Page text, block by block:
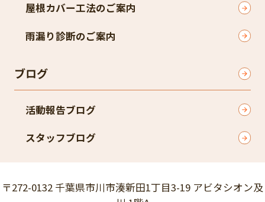
屋根カバー工法のご案内
雨漏り診断のご案内
ブログ
活動報告ブログ
スタッフブログ
〒272-0132 千葉県市川市湊新田1丁目3-19 アビタシオン及